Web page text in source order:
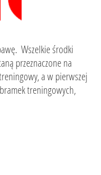
Wszelkie środki
przeznaczone na
a w pierwszej
treningowych,